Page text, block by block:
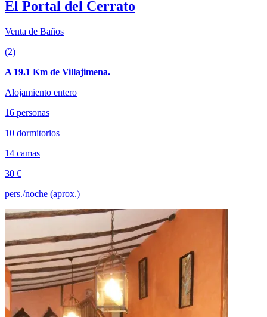
El Portal del Cerrato
Venta de Baños
(2)
A 19.1 Km de Villajimena.
Alojamiento entero
16 personas
10 dormitorios
14 camas
30 €
pers./noche (aprox.)